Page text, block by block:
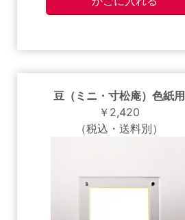
豆（ミニ・寸松庵）色紙用
￥2,420
（税込・送料別）